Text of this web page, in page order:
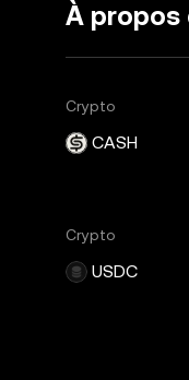
À propos
Crypto
CASH
Crypto
USDC